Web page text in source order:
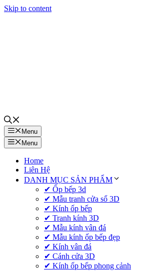
Skip to content
Menu
Menu
Home
Liên Hệ
DANH MỤC SẢN PHẨM
✔ Ốp bếp 3d
✔ Mẫu tranh cửa sổ 3D
✔ Kính ốp bếp
✔ Tranh kính 3D
✔ Mẫu kính vân đá
✔ Mẫu kính ốp bếp đẹp
✔ Kính vân đá
✔ Cánh cửa 3D
✔ Kính ốp bếp phong cảnh